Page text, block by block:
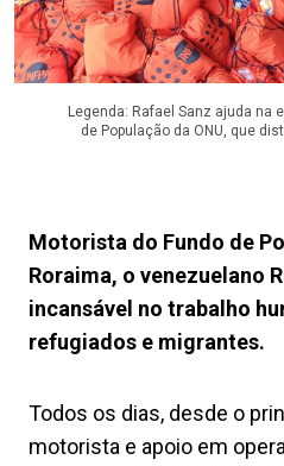
Legenda: Rafael Sanz ajuda na
de População da ONU, que
Motorista do Fundo de
Roraima, o venezuelano
incansável no trabalho
refugiados e migrantes.
Todos os dias, desde o
motorista e apoio em